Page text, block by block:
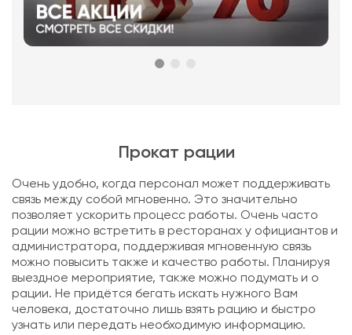
Прокат рации
Очень удобно, когда персонал может поддерживать
связь между собой мгновенно. Это значительно
позволяет ускорить процесс работы. Очень часто
рации можно встретить в ресторанах у официантов и
администратора, поддерживая мгновенную связь
можно повысить также и качество работы. Планируя
выездное мероприятие, также можно подумать и о
рации. Не придётся бегать искать нужного Вам
человека, достаточно лишь взять рацию и быстро
узнать или передать необходимую информацию.